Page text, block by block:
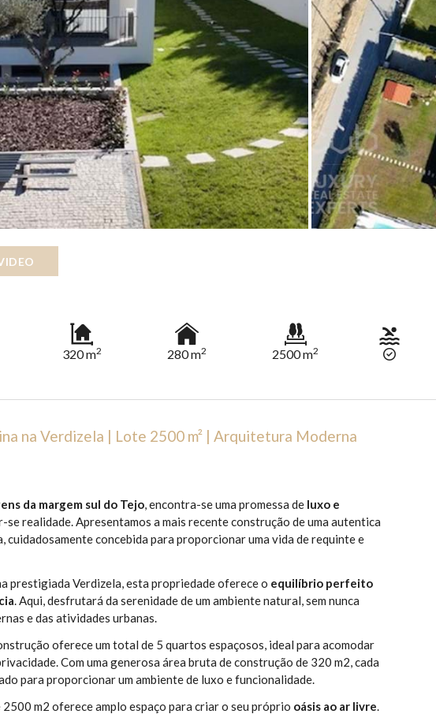
320 m2 280 m2 2500 m2
na Verdizela | Lote 2500 m² | Arquitetura Moderna
da margem sul do Tejo, encontra-se uma promessa de luxo e
realidade. Apresentamos a mais recente construção de uma autentica
concebida para proporcionar uma vida de requinte e
prestigiada Verdizela, esta propriedade oferece o equilíbrio perfeito
. Aqui, desfrutará da serenidade de um ambiente natural, sem nunca
e das atividades urbanas.
oferece um total de 5 quartos espaçosos, ideal para acomodar
Com uma generosa área bruta de construção de 320 m2, cada
para proporcionar um ambiente de luxo e funcionalidade.
m2 oferece amplo espaço para criar o seu próprio oásis ao ar livre.